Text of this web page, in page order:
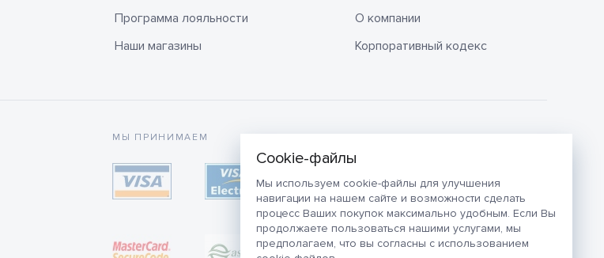
Мы используем cookie-файлы для улучшения
навигации на нашем сайте и возможности сделать
процесс Ваших покупок максимально удобным. Если Вы
продолжаете пользоваться нашими услугами, мы
предполагаем, что вы согласны с использованием
Программа лояльности
Наши магазины
О компании
Корпоративный кодекс
МЫ ПРИНИМАЕМ